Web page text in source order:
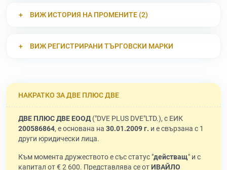
ВИЖ ИСТОРИЯ НА ПРОМЕНИТЕ (2)
ВИЖ РЕГИСТРИРАНИ ТЪРГОВСКИ МАРКИ
НАКРАТКО ЗА ДВЕ ПЛЮС ДВЕ
ДВЕ ПЛЮС ДВЕ ЕООД("DVE PLUS DVE"LTD.), с ЕИК
200586864, е основана на 30.01.2009 г. и е свързана с 1
други юридически лица.
Към момента дружеството е със статус "действащ" и с
капитал от € 2 600. Представлява се отИВАЙЛО